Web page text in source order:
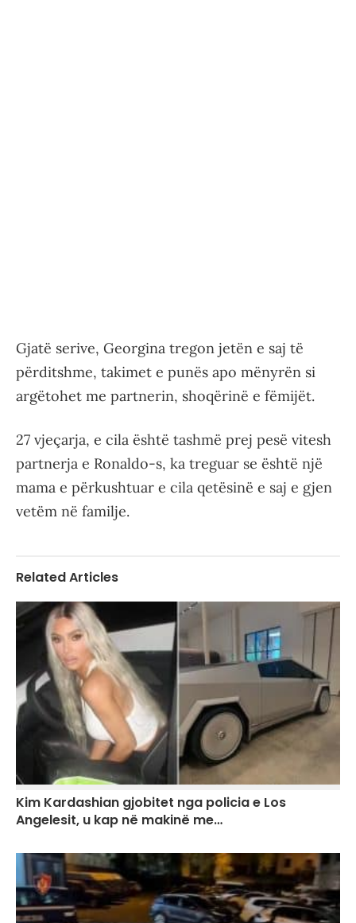
Gjatë serive, Georgina tregon jetën e saj të
përditshme, takimet e punës apo mënyrën si
argëtohet me partnerin, shoqërinë e fëmijët.
27 vjeçarja, e cila është tashmë prej pesë vitesh
partnerja e Ronaldo-s, ka treguar se është një
mama e përkushtuar e cila qetësinë e saj e gjen
vetëm në familje.
Related Articles
Kim Kardashian gjobitet nga policia e Los
Angelesit, u kap në makinë me…